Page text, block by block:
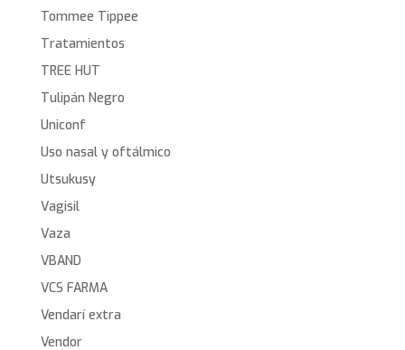
Tommee Tippee
Tratamientos
TREE HUT
Tulipán Negro
Uniconf
Uso nasal y oftálmico
Utsukusy
Vagisil
Vaza
VBAND
VCS FARMA
Vendarí extra
Vendor